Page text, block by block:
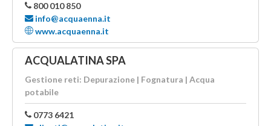
800 010 850
info@acquaenna.it
www.acquaenna.it
ACQUALATINA SPA
Gestione reti: Depurazione | Fognatura | Acqua
potabile
0773 6421